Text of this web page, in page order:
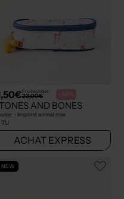
Prix boutique :
23,00€ -50%
AND BONES
- Imprimé animal rose
TU
ACHAT EXPRESS
NEW